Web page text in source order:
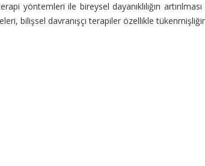
yöntemleri ile bireysel dayanıklılığın
bilişsel davranışçı terapiler özellikle